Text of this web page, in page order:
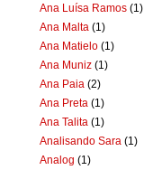
Ana Luísa Ramos (1)
Ana Malta (1)
Ana Matielo (1)
Ana Muniz (1)
Ana Paia (2)
Ana Preta (1)
Ana Talita (1)
Analisando Sara (1)
Analog (1)